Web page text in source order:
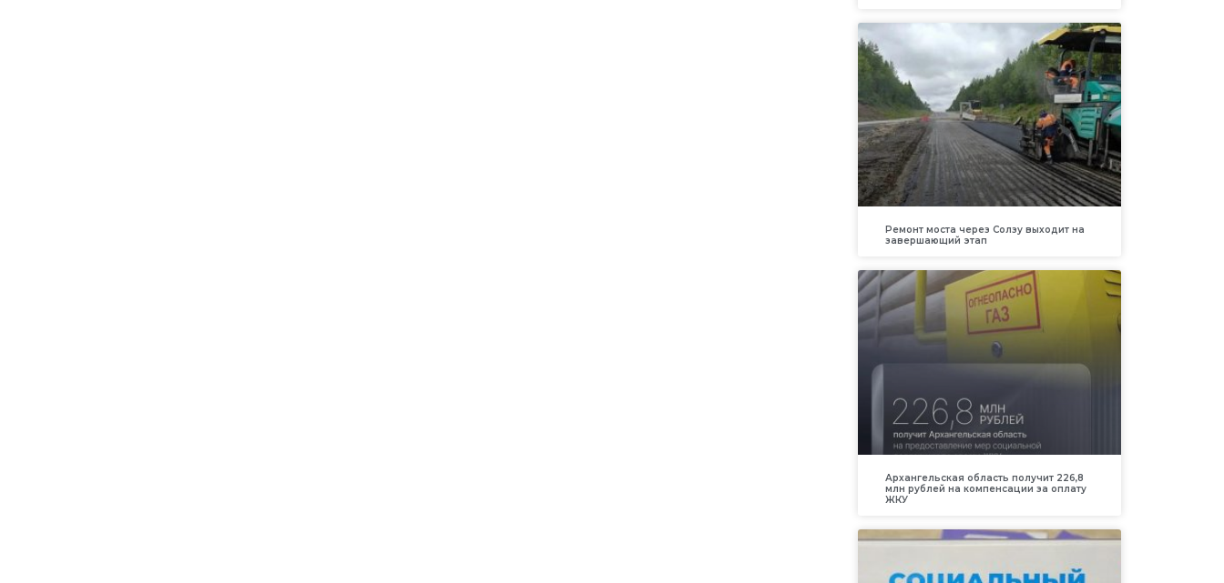
Ремонт моста через Солзу выходит на
завершающий этап
Архангельская область получит 226,8
млн рублей на компенсации за оплату
ЖКУ